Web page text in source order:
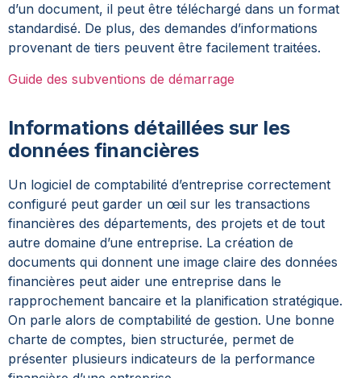
d’un document, il peut être téléchargé dans un format
standardisé. De plus, des demandes d’informations
provenant de tiers peuvent être facilement traitées.
Guide des subventions de démarrage
Informations détaillées sur les
données financières
Un logiciel de comptabilité d’entreprise correctement
configuré peut garder un œil sur les transactions
financières des départements, des projets et de tout
autre domaine d’une entreprise. La création de
documents qui donnent une image claire des données
financières peut aider une entreprise dans le
rapprochement bancaire et la planification stratégique.
On parle alors de comptabilité de gestion. Une bonne
charte de comptes, bien structurée, permet de
présenter plusieurs indicateurs de la performance